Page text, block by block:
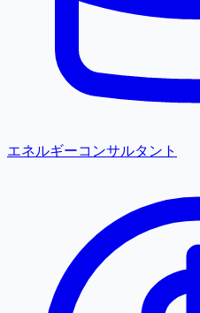
エネルギーコンサルタント